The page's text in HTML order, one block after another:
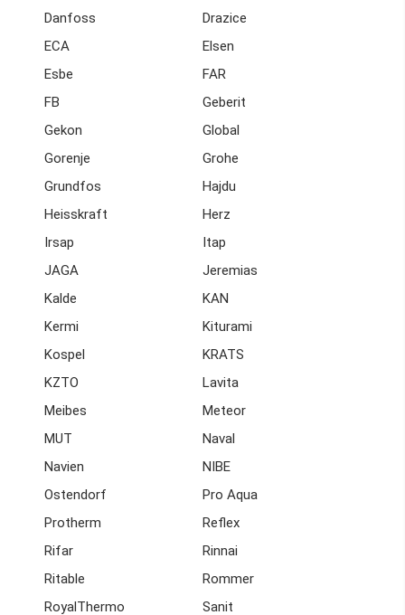
Danfoss
Drazice
ECA
Elsen
Esbe
FAR
FB
Geberit
Gekon
Global
Gorenje
Grohe
Grundfos
Hajdu
Heisskraft
Herz
Irsap
Itap
JAGA
Jeremias
Kalde
KAN
Kermi
Kiturami
Kospel
KRATS
KZTO
Lavita
Meibes
Meteor
MUT
Naval
Navien
NIBE
Ostendorf
Pro Aqua
Protherm
Reflex
Rifar
Rinnai
Ritable
Rommer
RoyalThermo
Sanit